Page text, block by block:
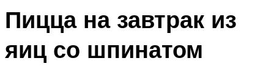
Пицца на завтрак из
яиц со шпинатом